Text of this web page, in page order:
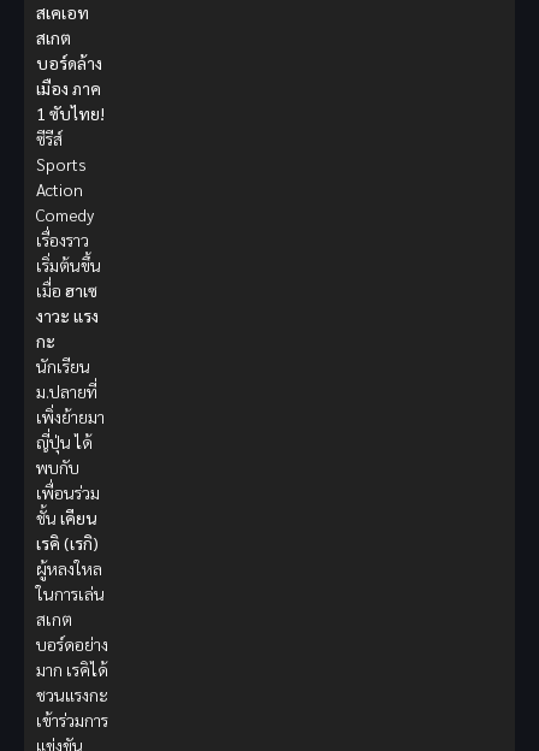
สเคเอท
สเกต
บอร์ดล้าง
เมือง ภาค
1 ซับไทย!
ซีรีส์
Sports
Action
Comedy
เรื่องราว
เริ่มต้นขึ้น
เมื่อ ฮาเซ
งาวะ แรง
กะ
นักเรียน
ม.ปลายที่
เพิ่งย้ายมา
ญี่ปุ่น ได้
พบกับ
เพื่อนร่วม
ชั้น เคียน
เรคิ (เรกิ)
ผู้หลงใหล
ในการเล่น
สเกต
บอร์ดอย่าง
มาก เรคิได้
ชวนแรงกะ
เข้าร่วมการ
แข่งขัน